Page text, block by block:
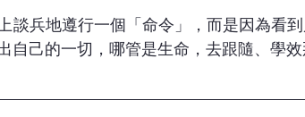
談兵地遵行一個「命令」，而是因為看
自己的一切，哪管是生命，去跟隨、學效